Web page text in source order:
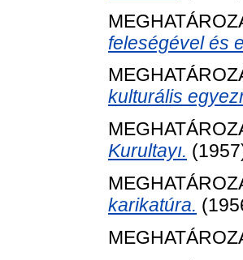
feleségével és
kulturális
Kurultayı.
karikatúra.